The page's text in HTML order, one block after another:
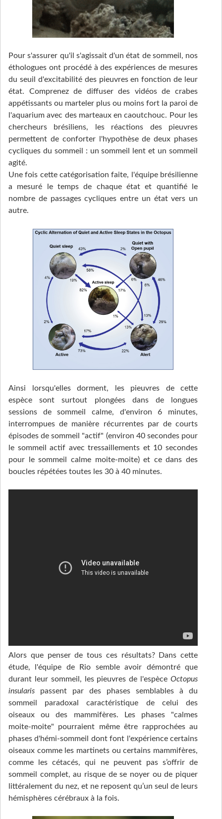
Pour s'assurer qu'il s'agissait d'un état de sommeil, nos
éthologues ont procédé à des expériences de mesures
du seuil d'excitabilité des pieuvres en fonction de leur
état. Comprenez de diffuser des vidéos de crabes
appétissants ou marteler plus ou moins fort la paroi de
l'aquarium avec des marteaux en caoutchouc. Pour les
chercheurs brésiliens, les réactions des pieuvres
permettent de conforter l'hypothèse de deux phases
cycliques du sommeil : un sommeil lent et un sommeil
agité.
Une fois cette catégorisation faite, l'équipe brésilienne
a mesuré le temps de chaque état et quantifié le
nombre de passages cycliques entre un état vers un
autre.
Ainsi lorsqu'elles dorment, les pieuvres de cette
espèce sont surtout plongées dans de longues
sessions de sommeil calme, d'environ 6 minutes,
interrompues de manière récurrentes par de courts
épisodes de sommeil "actif" (environ 40 secondes pour
le sommeil actif avec tressaillements et 10 secondes
pour le sommeil calme moite-moite) et ce dans des
boucles répétées toutes les 30 à 40 minutes.
Alors que penser de tous ces résultats? Dans cette
étude, l'équipe de Rio semble avoir démontré que
durant leur sommeil, les pieuvres de l'espèce Octopus
insularis passent par des phases semblables à du
sommeil paradoxal caractéristique de celui des
oiseaux ou des mammifères. Les phases "calmes
moite-moite" pourraient même être rapprochées au
phases d'hémi-sommeil dont font l'expérience certains
oiseaux comme les martinets ou certains mammifères,
comme les cétacés, qui ne peuvent pas s’offrir de
sommeil complet, au risque de se noyer ou de piquer
littéralement du nez, et ne reposent qu’un seul de leurs
hémisphères cérébraux à la fois.